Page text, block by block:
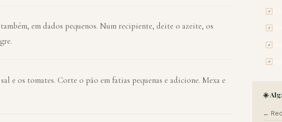
em dados pequenos. Num recipiente, deite o azeite, os
e os tomates. Corte o pão em fatias pequenas e adicione. Mexa e
✓
✓
✓
✓
☀️
←